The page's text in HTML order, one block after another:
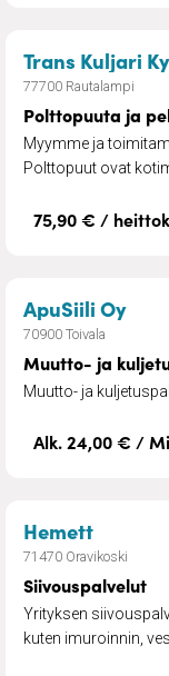
Trans Kuljari Ky
77700 Rautalampi
Polttopuuta ja
Myymme ja
Polttopuut ovat
75,90 € /
ApuSiili Oy–
70900 Toivala
Muutto- ja
Muutto- ja
Alk. 24,00 € /
Hemett–
71470 Oravikoski
Siivouspalvelut
Yrityksen
kuten imuroinnin,